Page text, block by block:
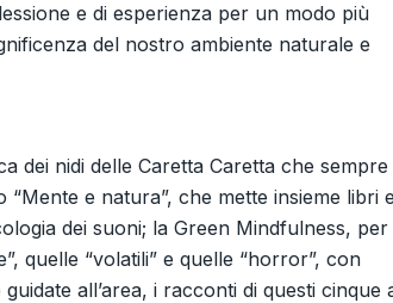
e di esperienza per un modo più
del nostro ambiente naturale e
dei nidi delle Caretta Caretta che sempre
e natura”, che mette insieme libri e
dei suoni; la Green Mindfulness, per
quelle “volatili” e quelle “horror”, con
all’area, i racconti di questi cinque